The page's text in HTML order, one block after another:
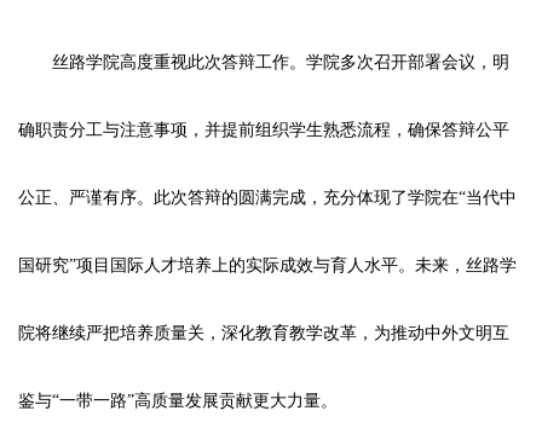
丝路学院高度重视此次答辩工作。学院多次召开部署会议，明
确职责分工与注意事项，并提前组织学生熟悉流程，确保答辩公平
公正、严谨有序。此次答辩的圆满完成，充分体现了学院在“当代中
国研究”项目国际人才培养上的实际成效与育人水平。未来，丝路学
院将继续严把培养质量关，深化教育教学改革，为推动中外文明互
鉴与“一带一路”高质量发展贡献更大力量。